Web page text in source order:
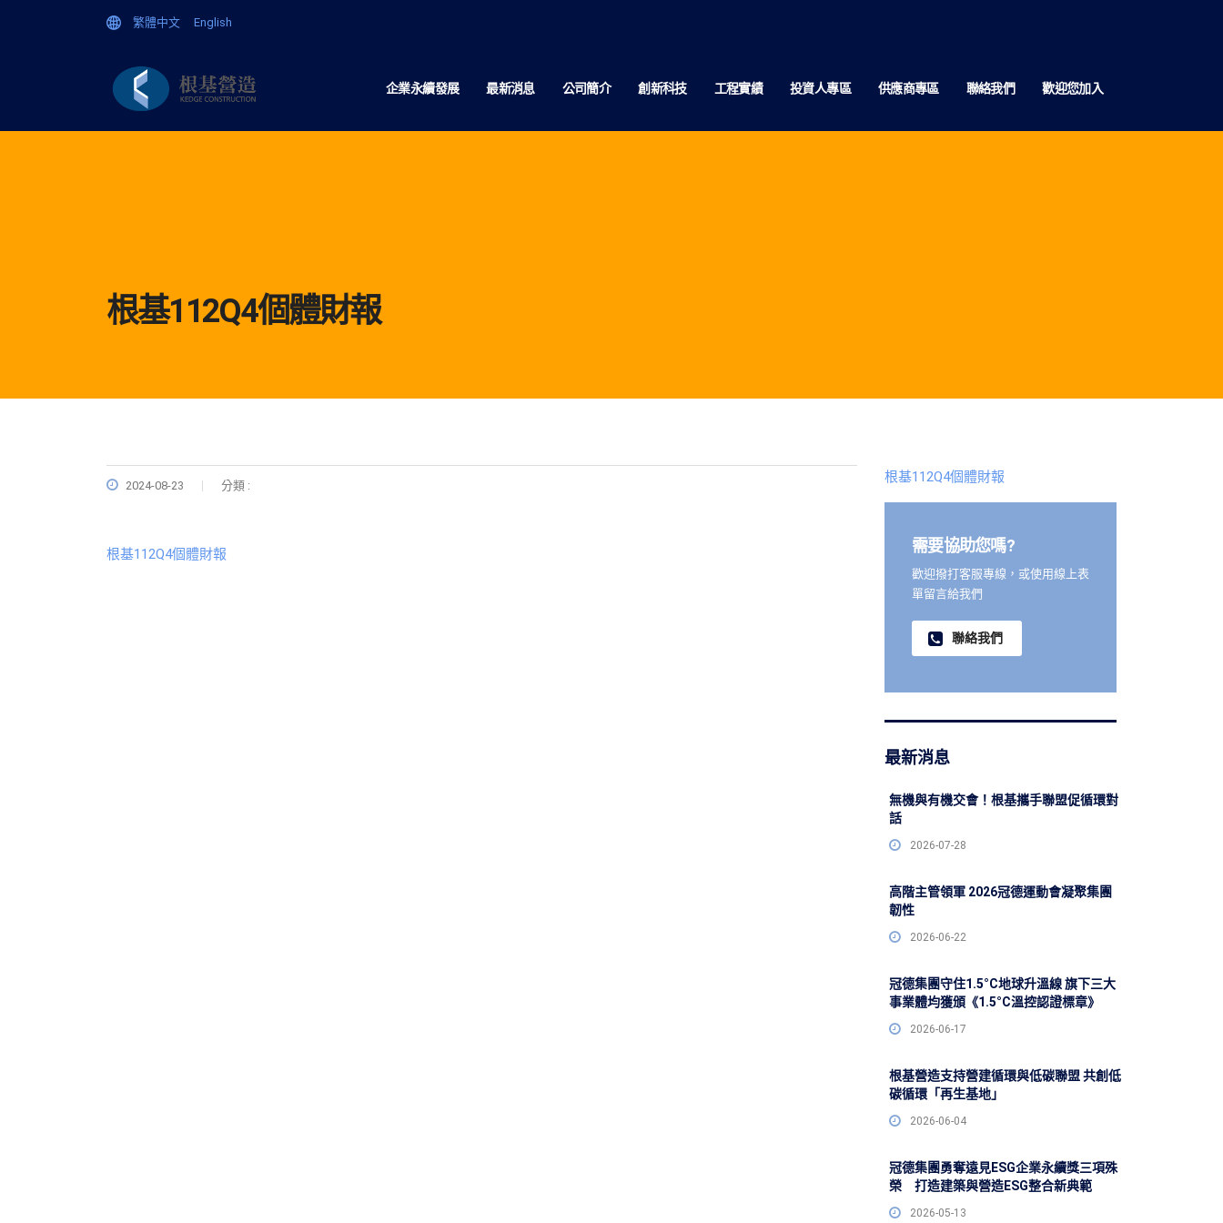
繁體中文 English
企業永續發展 最新消息 公司簡介 創新科技 工程實績 投資人專區 供應商專區 聯絡我們 歡迎您加入
根基112Q4個體財報
2024-08-23 分類 :
根基112Q4個體財報
根基112Q4個體財報
需要協助您嗎?
歡迎撥打客服專線，或使用線上表
單留言給我們
聯絡我們
最新消息
無機與有機交會！根基攜手聯盟促循環對
話
2026-07-28
高階主管領軍 2026冠德運動會凝聚集團
韌性
2026-06-22
冠德集團守住1.5°C地球升溫線 旗下三大
事業體均獲頒《1.5°C溫控認證標章》
2026-06-17
根基營造支持營建循環與低碳聯盟 共創低
碳循環「再生基地」
2026-06-04
冠德集團勇奪遠見ESG企業永續獎三項殊
榮 打造建築與營造ESG整合新典範
2026-05-13